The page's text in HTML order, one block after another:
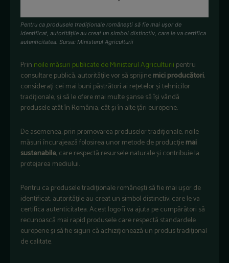
Pentru ca produsele tradiționale românești să fie mai ușor de
identificat, autoritățile au creat un simbol distinctiv, care le va certifica
autenticitatea. Sursa: Ministerul Agriculturii
Prin noile măsuri publicate de Ministerul Agriculturii pentru
consultare publică, autoritățile vor să sprijinemici producători,
considerați cei mai buni păstrători ai rețetelor și tehnicilor
tradiționale, și să le ofere mai multe șanse să își vândă
produsele atât în România, cât și în alte țări europene.
De asemenea, prin promovarea produselor tradiționale, noile
măsuri încurajează folosirea unor metode de producțiemai
sustenabile, care respectă resursele naturale și contribuie la
protejarea mediului.
Pentru ca produsele tradiționale românești să fie mai ușor de
identificat, autoritățile au creat un simbol distinctiv, care le va
certifica autenticitatea. Acest logo îi va ajuta pe cumpărători să
recunoască mai rapid produsele care respectă standardele
europene și să fie siguri că achiziționează un produs tradițional
de calitate.